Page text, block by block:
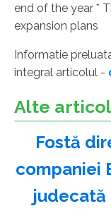
end of the year *
expansion plans
Informatie
integral articolul -
Alte
Fostă
companiei
judecată